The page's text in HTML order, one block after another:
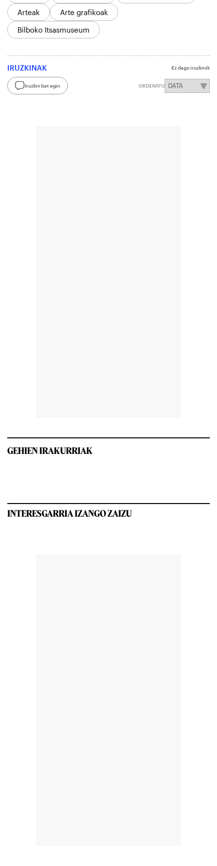
Arteak
Arte grafikoak
Bilboko Itsasmuseum
IRUZKINAK Ez dago iruzkinik
Iruzkin bat egin ORDENATU
GEHIEN IRAKURRIAK
INTERESGARRIA IZANGO ZAIZU